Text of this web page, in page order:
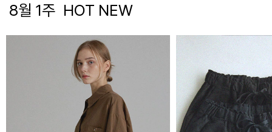
8월 1주 HOT NEW